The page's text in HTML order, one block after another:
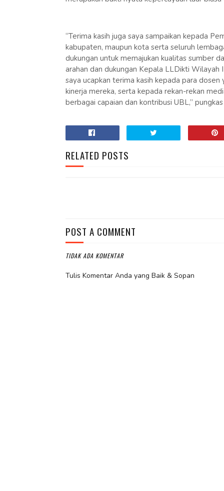
“Terima kasih juga saya sampaikan kepada
kabupaten, maupun kota serta seluruh
dukungan untuk memajukan kualitas sumber
arahan dan dukungan Kepala LLDikti Wilayah
saya ucapkan terima kasih kepada para
kinerja mereka, serta kepada rekan-rekan
berbagai capaian dan kontribusi UBL,”
RELATED POSTS
POST A COMMENT
TIDAK ADA KOMENTAR
Tulis Komentar Anda yang Baik & Sopan